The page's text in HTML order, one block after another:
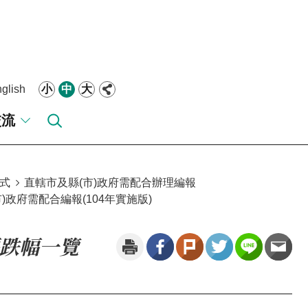
小 中 大
直轄市及縣(市)政府需配合辦理編報
府需配合編報(104年實施版)
幅一覽